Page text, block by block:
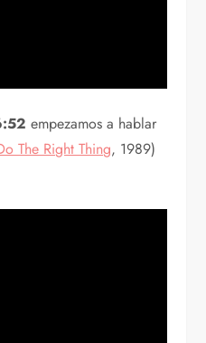
empezamos a hablar
The Right Thing, 1989)